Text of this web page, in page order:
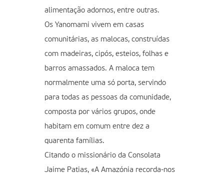
alimentação adornos, entre outras.
Os Yanomami vivem em casas
comunitárias, as malocas, construídas
com madeiras, cipós, esteios, folhas e
barros amassados. A maloca tem
normalmente uma só porta, servindo
para todas as pessoas da comunidade,
composta por vários grupos, onde
habitam em comum entre dez a
quarenta famílias.
Citando o missionário da Consolata
Jaime Patias, «A Amazónia recorda-nos